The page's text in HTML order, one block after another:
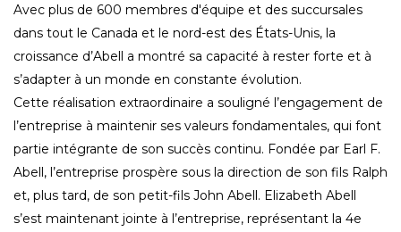
Avec plus de 600 membres d'équipe et des succursales
dans tout le Canada et le nord-est des États-Unis, la
croissance d’Abell a montré sa capacité à rester forte et à
s’adapter à un monde en constante évolution.
Cette réalisation extraordinaire a souligné l’engagement de
l’entreprise à maintenir ses valeurs fondamentales, qui font
partie intégrante de son succès continu. Fondée par Earl F.
Abell, l’entreprise prospère sous la direction de son fils Ralph
et, plus tard, de son petit-fils John Abell. Elizabeth Abell
s’est maintenant jointe à l’entreprise, représentant la 4e